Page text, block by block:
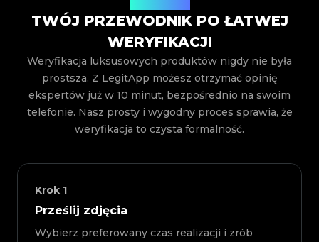
TWÓJ PRZEWODNIK PO ŁATWEJ
WERYFIKACJI
Weryfikacja luksusowych produktów nigdy nie była
prostsza. Z LegitApp możesz otrzymać opinię
ekspertów już w 10 minut, bezpośrednio na swoim
telefonie. Nasz prosty i wygodny proces sprawia, że
weryfikacja to czysta formalność.
Krok 1
Prześlij zdjęcia
Wybierz preferowany czas realizacji i zrób